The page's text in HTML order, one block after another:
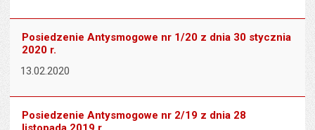
Posiedzenie Antysmogowe nr 1/20 z dnia 30 stycznia
2020 r.
13.02.2020
Posiedzenie Antysmogowe nr 2/19 z dnia 28